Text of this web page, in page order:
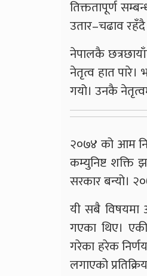
तिक्ततापूर्ण
उतार–चढाव
नेपालकै
नेतृत्व हात पारे।
गयो। उनकै
२०७४ को आम
कम्युनिष्ट
सरकार बन्यो।
यी सबै
गएका थिए।
गरेका हरेक
लगाएको